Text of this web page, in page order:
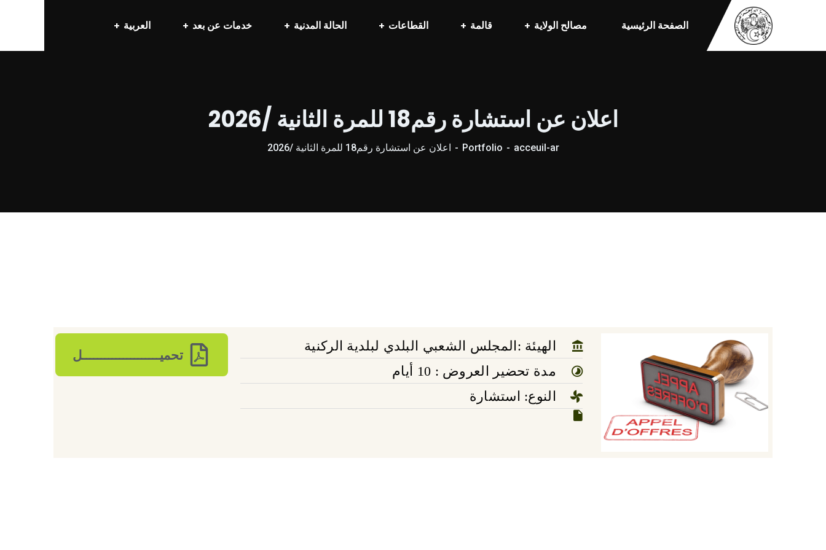
الصفحة الرئيسية مصالح الولاية قالمة القطاعات الحالة المدنية خدمات عن بعد العربية
اعلان عن استشارة رقم18 للمرة الثانية /2026
acceuil-ar
Portfolio اعلان عن استشارة رقم18 للمرة الثانية /2026
الهيئة :المجلس الشعبي البلدي لبلدية الركنية
مدة تحضير العروض : 10 أيام
النوع: استشارة
تحميـــــــــــــــــــــل